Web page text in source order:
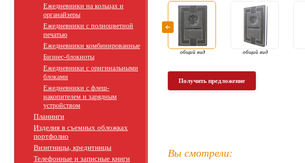
Ежедневники на кольцах и
органайзеры
Ежедневники с полноцветной
печатью
Ежедневники комбинированные
Бизнес-блокноты
Ежедневники с оригинальными
блоками
Ежедневники с флеш-
накопителем и зарядным
устройством
Планинги
Изделия в съемных обложках
портфолио
Визитницы, кредитницы
Телефонные и записные книги
общий вид общий вид
Получить предложение
Вы смотрели: